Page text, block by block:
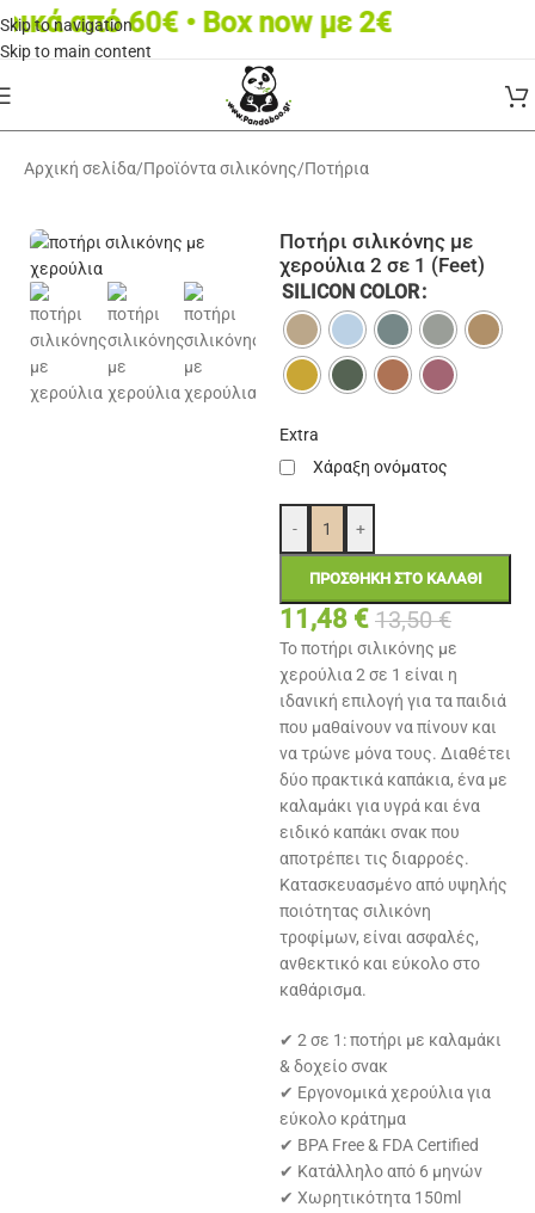
Skip to navigation
Skip to main content
από 60€ • Box now με 2€
Αρχική σελίδα/Προϊόντα σιλικόνης/Ποτήρια
Ποτήρι σιλικόνης με
χερούλια 2 σε 1 (Feet)
SILICON COLOR
Extra
Χάραξη ονόματος
- +
ΠΡΟΣΘΉΚΗ ΣΤΟ ΚΑΛΆΘΙ
11,48 € 13,50€
Το ποτήρι σιλικόνης με
χερούλια 2 σε 1 είναι η
ιδανική επιλογή για τα παιδιά
που μαθαίνουν να πίνουν και
να τρώνε μόνα τους. Διαθέτει
δύο πρακτικά καπάκια, ένα με
καλαμάκι για υγρά και ένα
ειδικό καπάκι σνακ που
αποτρέπει τις διαρροές.
Κατασκευασμένο από υψηλής
ποιότητας σιλικόνη
τροφίμων, είναι ασφαλές,
ανθεκτικό και εύκολο στο
καθάρισμα.
✔ 2 σε 1: ποτήρι με καλαμάκι
& δοχείο σνακ
✔ Εργονομικά χερούλια για
εύκολο κράτημα
✔ BPA Free & FDA Certified
✔ Κατάλληλο από 6 μηνών
✔ Χωρητικότητα 150ml